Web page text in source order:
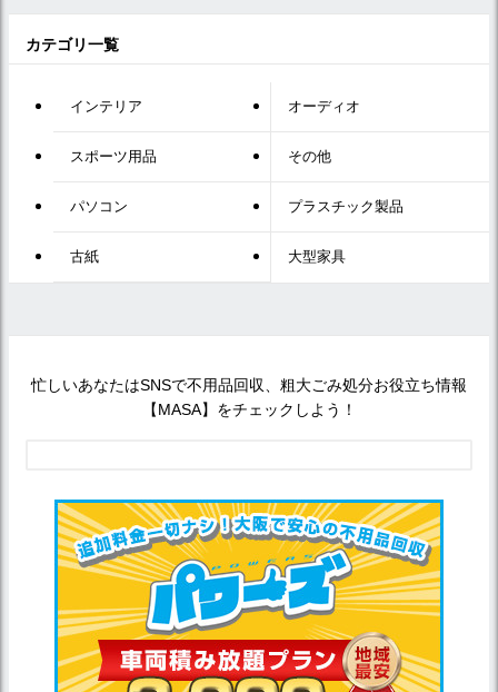
カテゴリ一覧
インテリア オーディオ
スポーツ用品 その他
パソコン プラスチック製品
古紙 大型家具
忙しいあなたはSNSで不用品回収、粗大ごみ処分お役立ち情報
【MASA】をチェックしよう！